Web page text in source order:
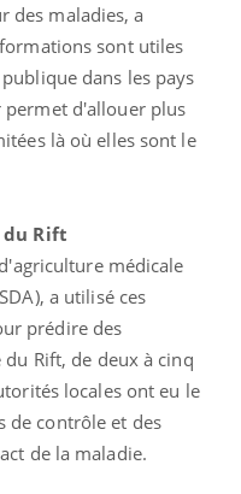
des maladies, a
sont utiles
dans les pays
permet d'allouer plus
là où elles sont le
du Rift
médicale
a utilisé ces
prédire des
Rift, de deux à cinq
locales ont eu le
de contrôle et des
de la maladie.